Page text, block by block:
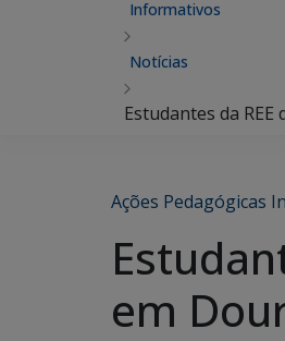
Informativos
Notícias
Estudantes da
Ações Pedagógicas
em